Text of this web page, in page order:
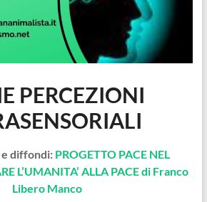
PERCEZIONI
e diffondi: PROGETTO PACE NEL
L’UMANITA’ ALLA PACE di Franco
Libero Manco